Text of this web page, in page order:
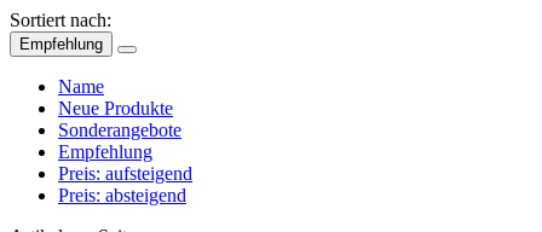
Sortiert nach:
Empfehlung
Name
Neue Produkte
Sonderangebote
Empfehlung
Preis: aufsteigend
Preis: absteigend